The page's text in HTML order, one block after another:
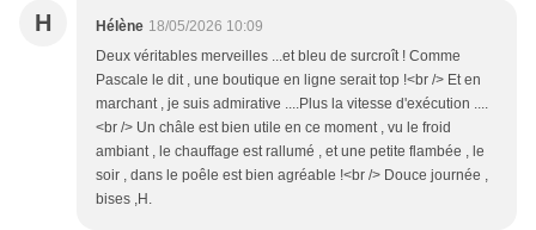
H Hélène 18/05/2026 10:09
Deux véritables merveilles ...et bleu de surcroît ! Comme
Pascale le dit , une boutique en ligne serait top !<br /> Et en
marchant , je suis admirative ....Plus la vitesse d'exécution ....
<br /> Un châle est bien utile en ce moment , vu le froid
ambiant , le chauffage est rallumé , et une petite flambée , le
soir , dans le poêle est bien agréable !<br /> Douce journée ,
bises ,H.